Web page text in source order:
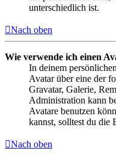
unterschiedlich ist.
Nach oben
Wie verwende ich einen
In deinem
Avatar über eine der
Gravatar, Galerie,
Administration kann
Avatare benutzen
kannst, solltest du die
Nach oben